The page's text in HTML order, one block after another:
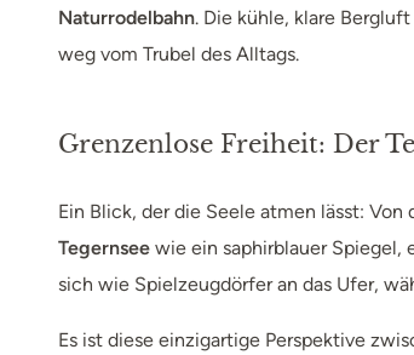
Naturrodelbahn. Die kühle, klare
weg vom Trubel des Alltags.
Grenzenlose Freiheit: Der
Ein Blick, der die Seele atmen lässt:
Tegernsee wie ein saphirblauer Spiegel,
sich wie Spielzeugdörfer an das Ufer,
Es ist diese einzigartige Perspektive